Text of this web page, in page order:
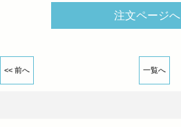
注文ページへ
<< 前へ 一覧へ